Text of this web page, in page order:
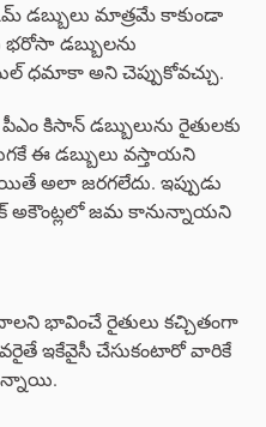
డబ్బులు మాత్రమే కాకుండా
భరోసా డబ్బులను
ధమాకా అని చెప్పుకోవచ్చు.
కిసాన్ డబ్బులును రైతులకు
ఈ డబ్బులు వస్తాయని
అలా జరగలేదు. ఇప్పుడు
అకౌంట్లలో జమ కానున్నాయని
భావించే రైతులు కచ్చితంగా
ఇకేవైసీ చేసుకంటారో వారికే